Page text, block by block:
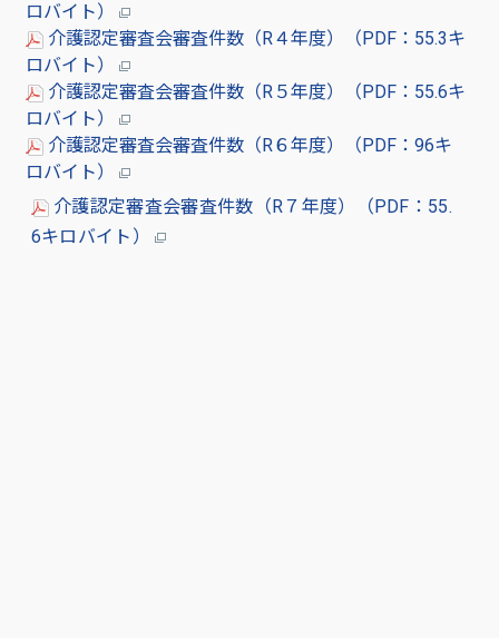
ロバイト）
介護認定審査会審査件数（R４年度）（PDF：55.3キ
ロバイト）
介護認定審査会審査件数（R５年度）（PDF：55.6キ
ロバイト）
介護認定審査会審査件数（R６年度）（PDF：96キ
ロバイト）
介護認定審査会審査件数（R７年度）（PDF：55.
6キロバイト）